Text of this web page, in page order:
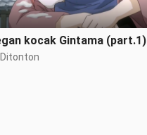
kocak Gintama (part.1)